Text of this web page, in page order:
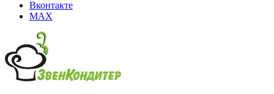
Вконтакте
MAX